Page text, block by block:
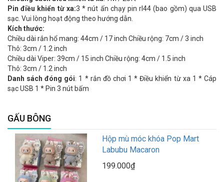
Pin điều khiển từ xa:3 * nút ấn chạy pin rl44 (bao gồm) qua USB
sạc. Vui lòng hoạt động theo hướng dẫn.
Kích thước:
Chiều dài rắn hổ mang: 44cm / 17 inch Chiều rộng: 7cm / 3 inch
Thô: 3cm / 1.2 inch
Chiều dài Viper: 39cm / 15 inch Chiều rộng: 4cm / 1.5 inch
Thô: 3cm / 1.2 inch
Danh sách đóng gói: 1 * rắn đồ chơi 1 * Điều khiển từ xa 1 * Cáp
sạc USB 1 * Pin 3 nút bấm
GẤU BÔNG
Hộp mù móc khóa Pop Mart
Labubu Macaron
199.000₫